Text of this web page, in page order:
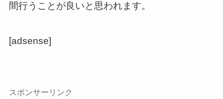
間行うことが良いと思われます。
[adsense]
スポンサーリンク